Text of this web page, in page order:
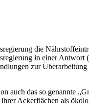
die
in einer Antwort (
zur
das so genannte
Ackerflächen als